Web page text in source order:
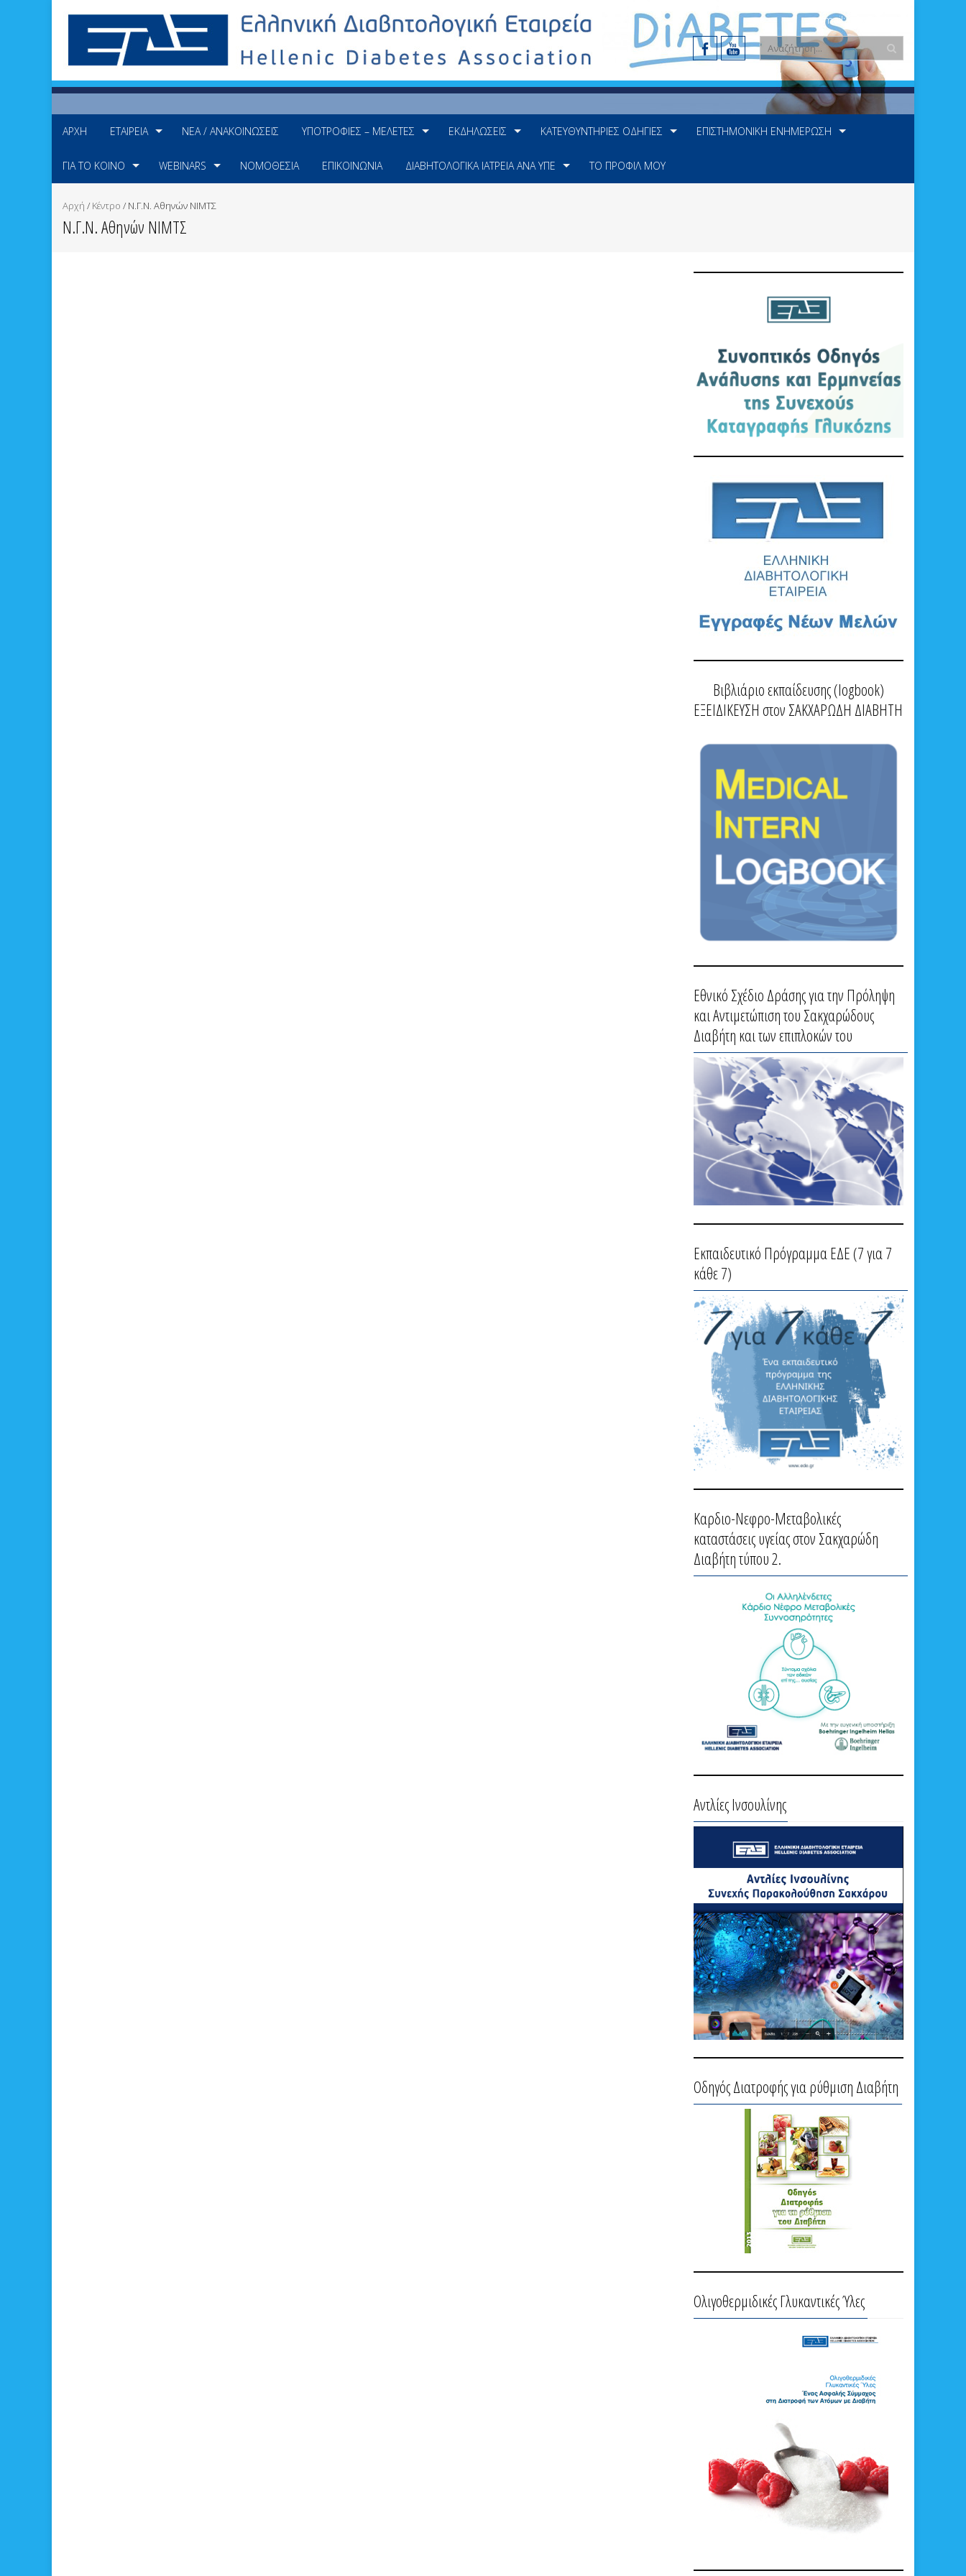
e-mail: info@ede.gr
ΑΡΧΉ ΕΤΑΙΡΕΊΑ ΝΈΑ / ΑΝΑΚΟΙΝΏΣΕΙΣ ΥΠΟΤΡΟΦΊΕΣ – ΜΕΛΈΤΕΣ ΕΚΔΗΛΏΣΕΙΣ ΚΑΤΕΥΘΥΝΤΉΡΙΕΣ ΟΔΗΓΊΕΣ ΕΠΙΣΤΗΜΟΝΙΚΉ ΕΝΗΜΈΡΩΣΗ
ΓΙΑ ΤΟ ΚΟΙΝΌ WEBINARS ΝΟΜΟΘΕΣΊΑ ΕΠΙΚΟΙΝΩΝΊΑ ΔΙΑΒΗΤΟΛΟΓΙΚΆ ΙΑΤΡΕΊΑ ΑΝΆ ΥΠΕ ΤΟ ΠΡΟΦΊΛ ΜΟΥ
Αρχή / Κέντρο / Ν.Γ.Ν. Αθηνών ΝΙΜΤΣ
Ν.Γ.Ν. Αθηνών ΝΙΜΤΣ
Βιβλιάριο εκπαίδευσης (logbook)
ΕΞΕΙΔΙΚΕΥΣΗ στον ΣΑΚΧΑΡΩΔΗ ΔΙΑΒΗΤΗ
Εθνικό Σχέδιο Δράσης για την Πρόληψη
και Αντιμετώπιση του Σακχαρώδους
Διαβήτη και των επιπλοκών του
Εκπαιδευτικό Πρόγραμμα ΕΔΕ (7 για 7
κάθε 7)
Καρδιο-Νεφρο-Μεταβολικές
καταστάσεις υγείας στον Σακχαρώδη
Διαβήτη τύπου 2.
Αντλίες Ινσουλίνης
Οδηγός Διατροφής για ρύθμιση Διαβήτη
Ολιγοθερμιδικές Γλυκαντικές Ύλες